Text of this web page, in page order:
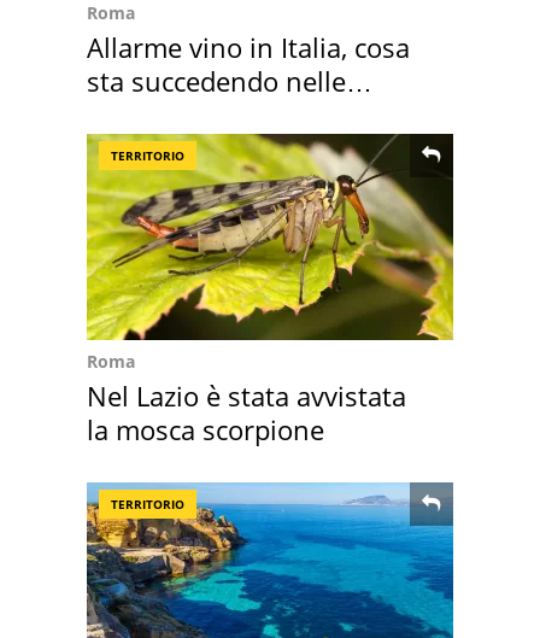
Roma
Allarme vino in Italia, cosa
sta succedendo nelle
TERRITORIO
Roma
Nel Lazio è stata avvistata
la mosca scorpione
TERRITORIO